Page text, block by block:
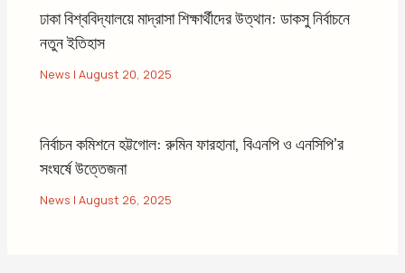
ঢাকা বিশ্ববিদ্যালয়ে মাদ্রাসা শিক্ষার্থীদের উত্থান: ডাকসু নির্বাচনে
নতুন ইতিহাস
News |August 20, 2025
নির্বাচন কমিশনে হট্টগোল: রুমিন ফারহানা, বিএনপি ও এনসিপি’র
সংঘর্ষে উত্তেজনা
News |August 26, 2025